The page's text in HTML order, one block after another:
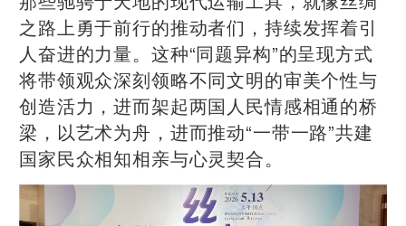
之路上勇于前行的推动者们，持续发挥着引
人奋进的力量。这种“同题异构”的呈现方式
将带领观众深刻领略不同文明的审美个性与
创造活力，进而架起两国人民情感相通的桥
梁，以艺术为舟，进而推动“一带一路”共建
国家民众相知相亲与心灵契合。